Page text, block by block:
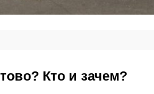
Кто и зачем?